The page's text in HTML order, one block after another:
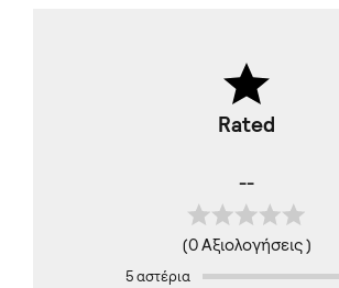
Rated
--
(0 Αξιολογήσεις )
5 αστέρια